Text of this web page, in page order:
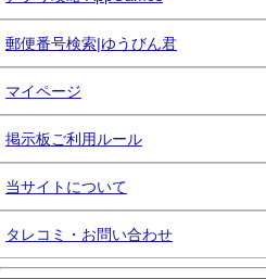
郵便番号検索|ゆうびん君
マイページ
掲示板ご利用ルール
当サイトについて
タレコミ・お問い合わせ